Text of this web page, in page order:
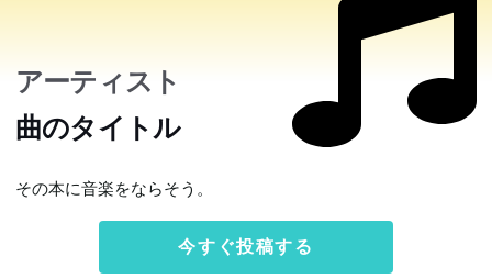
アーティスト
曲のタイトル
その本に音楽をならそう。
今すぐ投稿する